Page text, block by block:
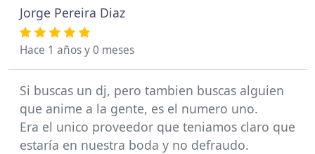
Jorge Pereira Diaz
Hace 1 años y 0 meses
Si buscas un dj, pero tambien buscas alguien
que anime a la gente, es el numero uno.
Era el unico proveedor que teniamos claro que
estaría en nuestra boda y no defraudo.